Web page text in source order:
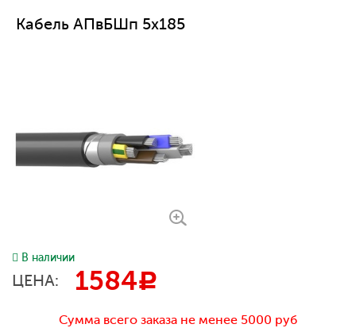
Кабель АПвБШп 5x185
В наличии
ЦЕНА: 1584c
Сумма всего заказа не менее 5000 руб